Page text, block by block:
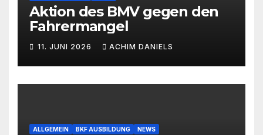
Aktion des BMV gegen den
Fahrermangel
11. JUNI 2026 ACHIM DANIELS
ALLGEMEIN BKF AUSBILDUNG NEWS